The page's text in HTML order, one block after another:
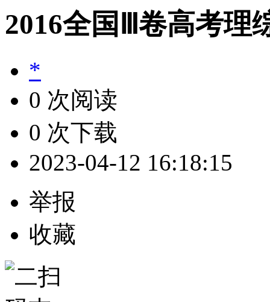
2016全国Ⅲ卷高考理
*
0 次阅读
0 次下载
2023-04-12 16:18:15
举报
收藏